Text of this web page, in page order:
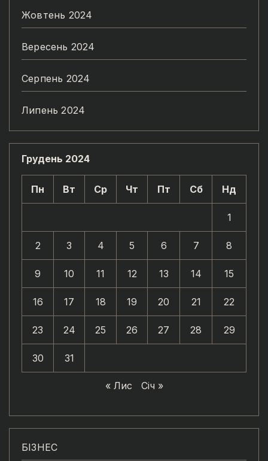
Жовтень 2024
Вересень 2024
Серпень 2024
Липень 2024
Грудень 2024
Пн Вт Ср Чт Пт Сб Нд
1
2 3 4 5 6 7 8
9 10 11 12 13 14 15
16 17 18 19 20 21 22
23 24 25 26 27 28 29
30 31
« Лис Січ »
БІЗНЕС